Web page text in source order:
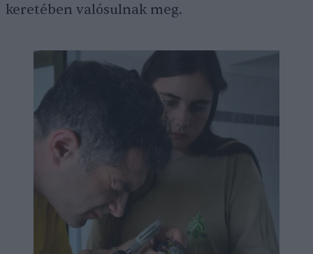
keretében valósulnak meg.